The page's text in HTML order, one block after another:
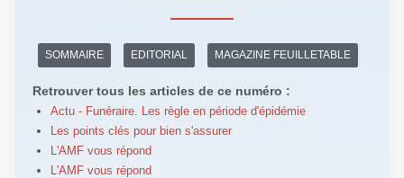
SOMMAIRE EDITORIAL MAGAZINE FEUILLETABLE
Retrouver tous les articles de ce numéro :
Actu - Funéraire. Les règle en période d'épidémie
Les points clés pour bien s'assurer
L'AMF vous répond
L'AMF vous répond